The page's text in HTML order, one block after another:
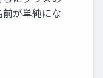
が単純にな